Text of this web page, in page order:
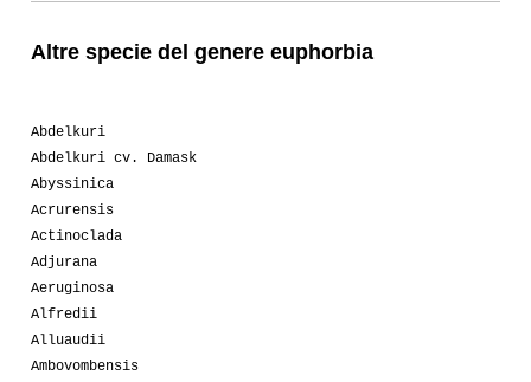
Altre specie del genere euphorbia
Abdelkuri
Abdelkuri cv. Damask
Abyssinica
Acrurensis
Actinoclada
Adjurana
Aeruginosa
Alfredii
Alluaudii
Ambovombensis